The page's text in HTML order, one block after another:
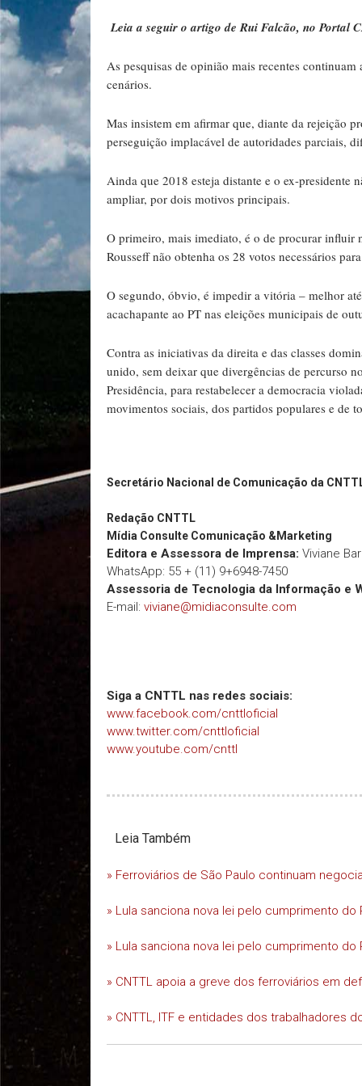
Leia a seguir o artigo de Rui Falcão, no Portal
As pesquisas de opinião mais recentes
cenários.
Mas insistem em afirmar que, diante da rejeição
perseguição implacável de autoridades parciais,
Ainda que 2018 esteja distante e o ex-presidente
ampliar, por dois motivos principais.
O primeiro, mais imediato, é o de procurar influir
Rousseff não obtenha os 28 votos necessários
O segundo, óbvio, é impedir a vitória – melhor
acachapante ao PT nas eleições municipais de
Contra as iniciativas da direita e das classes
unido, sem deixar que divergências de percurso
Presidência, para restabelecer a democracia
movimentos sociais, dos partidos populares e
Secretário Nacional de Comunicação da
Redação CNTTL
Mídia Consulte Comunicação &Marketing
Editora e Assessora de Imprensa: Viviane
WhatsApp: 55 + (11) 9+6948-7450
Assessoria de Tecnologia da Informação e
E-mail: viviane@midiaconsulte.com
Siga a CNTTL nas redes sociais:
www.facebook.com/cnttloficial
www.twitter.com/cnttloficial
www.youtube.com/cnttl
Leia Também
» Ferroviários de São Paulo continuam
» Lula sanciona nova lei pelo cumprimento do
» Lula sanciona nova lei pelo cumprimento do
» CNTTL apoia a greve dos ferroviários em
» CNTTL, ITF e entidades dos trabalhadores